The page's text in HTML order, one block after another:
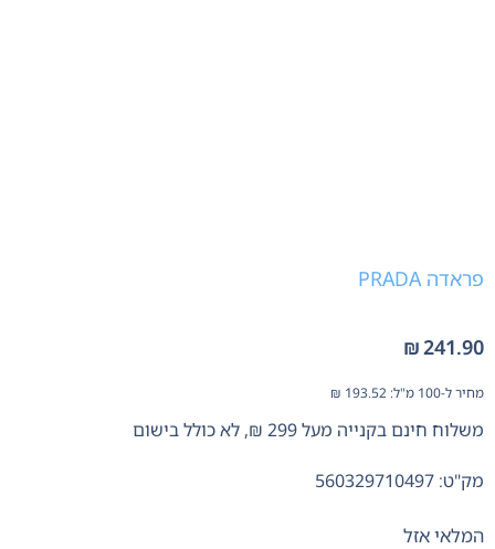
פראדה PRADA
₪241.90
מחיר ל-100 מ"ל: ₪ 193.52
משלוח חינם בקנייה מעל 299 ₪, לא כולל בישום
מק"ט: 560329710497
המלאי אזל